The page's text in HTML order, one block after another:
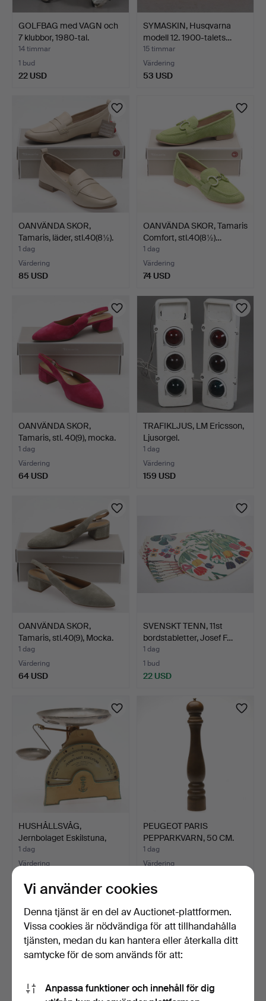
GOLFBAG med VAGN och
7 klubbor, 1980-tal.
14 timmar
1 bud
22 USD
SYMASKIN, Husqvarna
modell 12. 1900-talets…
15 timmar
Värdering
53 USD
OANVÄNDA SKOR,
Tamaris, läder, stl.40(8½).
1 dag
Värdering
85 USD
OANVÄNDA SKOR, Tamaris
Comfort, stl.40(8½)…
1 dag
Värdering
74 USD
OANVÄNDA SKOR,
Tamaris, stl. 40(9), mocka.
1 dag
Värdering
64 USD
TRAFIKLJUS, LM Ericsson,
Ljusorgel.
1 dag
Värdering
159 USD
OANVÄNDA SKOR,
Tamaris, stl.40(9), Mocka.
1 dag
Värdering
64 USD
SVENSKT TENN, 11st
bordstabletter, Josef F…
1 dag
1 bud
22 USD
HUSHÅLLSVÅG,
Jernbolaget Eskilstuna,
1900-…
1 dag
Värdering
PEUGEOT PARIS
PEPPARKVARN, 50 CM.
1 dag
Värdering
Vi använder cookies
Denna tjänst är en del av Auctionet-plattformen.
Vissa cookies är nödvändiga för att tillhandahålla
tjänsten, medan du kan hantera eller återkalla ditt
samtycke för de som används för att:
Anpassa funktioner och innehåll för dig